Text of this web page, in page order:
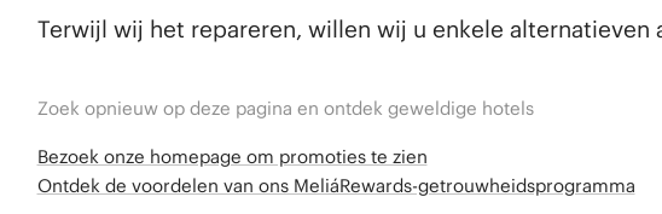
Terwijl wij het repareren, willen wij u enkele alternatieven
Zoek opnieuw op deze pagina en ontdek geweldige hotels
Bezoek onze homepage om promoties te zien
Ontdek de voordelen van ons MeliáRewards-getrouwheidsprogramma